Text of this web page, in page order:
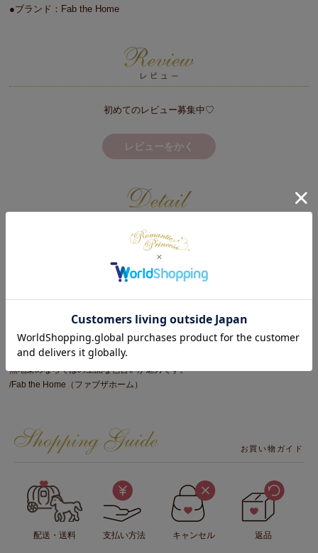
●ブランド：Fab the Home
初めてのレビュー募集中♡
レビューをかく
こまかいデコボコが心地よい
サラッと快適な肌ざわりのワッフル織りの枕カバー
デコボコの表面は汗をかいてもぺたっとくっつかず、汗をさっと吸収してくれ
ます。
夏場は清涼感、冬場は保温性があり年間を通して心地よいファブリックです。
無地染めならではの上品な色合いが魅力です。
/Fab the Home（ファブザホーム）
お買い物ガイド
配送・送料 支払い方法 キャンセル 返品